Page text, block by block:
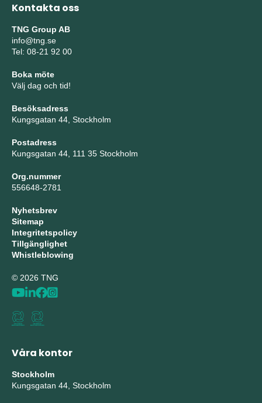
Kontakta oss
TNG Group AB
info@tng.se
Tel: 08-21 92 00
Boka möte
Välj dag och tid!
Besöksadress
Kungsgatan 44, Stockholm
Postadress
Kungsgatan 44, 111 35 Stockholm
Org.nummer
556648-2781
Nyhetsbrev
Sitemap
Integritetspolicy
Tillgänglighet
Whistleblowing
© 2026 TNG
Våra kontor
Stockholm
Kungsgatan 44, Stockholm